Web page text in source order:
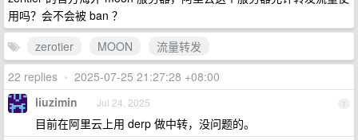
用吗？会不会被 ban ？
zerotier
MOON
流量转发
22 replies • 2025-07-25 21:27:28 +08:00
1
liuzimin Jul 24, 2025
目前在阿里云上用 derp 做中转，没问题的。